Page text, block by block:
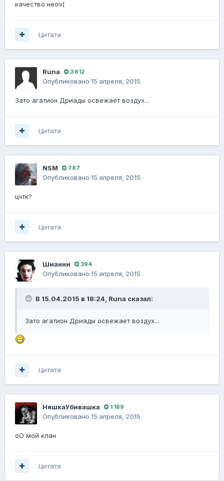
качество неоч(
Цитата
Runа 3 612
Опубликовано 15 апреля, 2015
Зато агатион Дриады освежает воздух...
Цитата
NSM 787
Опубликовано 15 апреля, 2015
цчтк?
Цитата
Шианни 394
Опубликовано 15 апреля, 2015
В 15.04.2015 в 18:24, Runа сказал:
Зато агатион Дриады освежает воздух...
Цитата
НяшкаУбивашка 1 189
Опубликовано 15 апреля, 2015
оО мой клан
Цитата